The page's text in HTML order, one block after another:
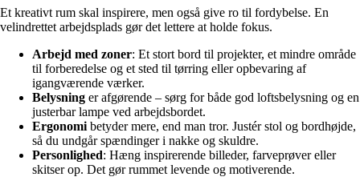
Et kreativt rum skal inspirere, men også give ro til fordybelse. En
velindrettet arbejdsplads gør det lettere at holde fokus.
Arbejd med zoner: Et stort bord til projekter, et mindre område
til forberedelse og et sted til tørring eller opbevaring af
igangværende værker.
Belysning er afgørende – sørg for både god loftsbelysning og en
justerbar lampe ved arbejdsbordet.
Ergonomi betyder mere, end man tror. Justér stol og bordhøjde,
så du undgår spændinger i nakke og skuldre.
Personlighed: Hæng inspirerende billeder, farveprøver eller
skitser op. Det gør rummet levende og motiverende.